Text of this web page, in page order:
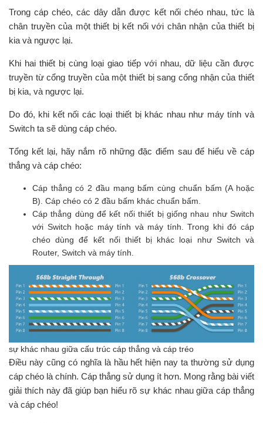
Trong cáp chéo, các dây dẫn được kết nối chéo nhau, tức là
chân truyền của một thiết bị kết nối với chân nhận của thiết bị
kia và ngược lại.
Khi hai thiết bị cùng loại giao tiếp với nhau, dữ liệu cần được
truyền từ cổng truyền của một thiết bị sang cổng nhận của thiết
bị kia, và ngược lại.
Do đó, khi kết nối các loại thiết bị khác nhau như máy tính và
Switch ta sẽ dùng cáp chéo.
Tổng kết lại, hãy nắm rõ những đặc điểm sau để hiểu về cáp
thẳng và cáp chéo:
Cáp thẳng có 2 đầu mạng bấm cùng chuẩn bấm (A hoặc
B). Cáp chéo có 2 đầu bấm khác chuẩn bấm.
Cáp thẳng dùng để kết nối thiết bị giống nhau như Switch
với Switch hoặc máy tính và máy tính. Trong khi đó cáp
chéo dùng để kết nối thiết bị khác loại như Switch và
Router, Switch và máy tính.
sự khác nhau giữa cấu trúc cáp thẳng và cáp tréo
Điều này cũng có nghĩa là hầu hết hiện nay ta thường sử dụng
cáp chéo là chính. Cáp thẳng sử dụng ít hơn. Mong rằng bài viết
giải thích này đã giúp bạn hiểu rõ sự khác nhau giữa cáp thẳng
và cáp chéo!